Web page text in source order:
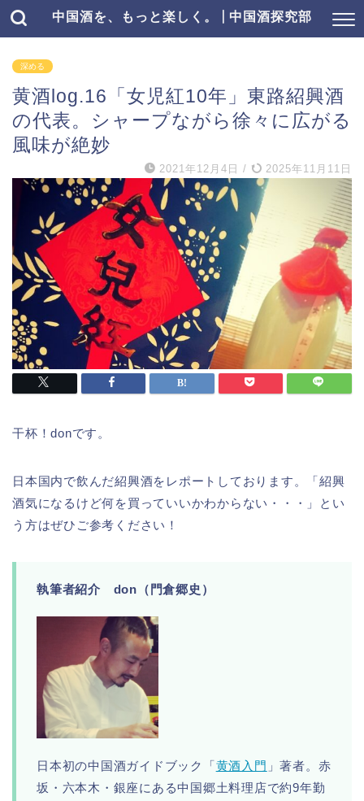
中国酒を、もっと楽しく。 | 中国酒探究部
深める
黄酒log.16「女児紅10年」東路紹興酒
の代表。シャープながら徐々に広がる
風味が絶妙
2021年12月4日 / 2025年11月11日
干杯！donです。
日本国内で飲んだ紹興酒をレポートしております。「紹興
酒気になるけど何を買っていいかわからない・・・」とい
う方はぜひご参考ください！
執筆者紹介 don（門倉郷史）
日本初の中国酒ガイドブック「黄酒入門 」著者。赤
坂・六本木・銀座にある中国郷土料理店で約9年勤